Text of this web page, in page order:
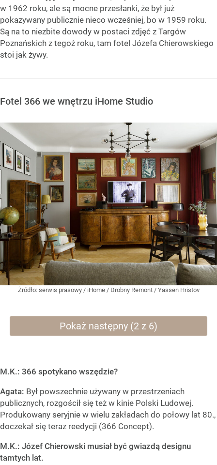
w 1962 roku, ale są mocne przesłanki, że był już
pokazywany publicznie nieco wcześniej, bo w 1959 roku.
Są na to niezbite dowody w postaci zdjęć z Targów
Poznańskich z tegoż roku, tam fotel Józefa Chierowskiego
stoi jak żywy.
Fotel 366 we wnętrzu iHome Studio
Żródło: serwis prasowy / iHome / Drobny Remont / Yassen Hristov
Pokaż następny (2 z 6)
M.K.: 366 spotykano wszędzie?
Agata: Był powszechnie używany w przestrzeniach
publicznych, rozgościł się też w kinie Polski Ludowej.
Produkowany seryjnie w wielu zakładach do połowy lat 80.,
doczekał się teraz reedycji (366 Concept).
M.K.: Józef Chierowski musiał być gwiazdą designu
tamtych lat.